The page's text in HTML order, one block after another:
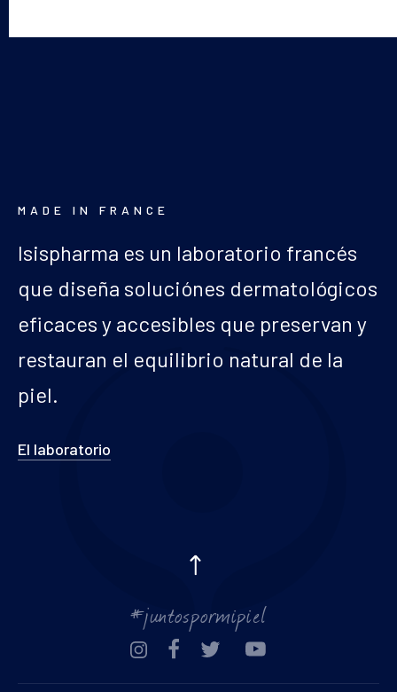
MADE IN FRANCE
Isispharma es un laboratorio francés
que diseña soluciónes dermatológicos
eficaces y accesibles que preservan y
restauran el equilibrio natural de la
piel.
El laboratorio
#juntospormipiel